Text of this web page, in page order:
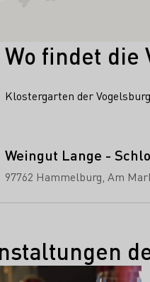
Wo findet die
Klostergarten der
Weingut Lange -
97762 Hammelburg Am